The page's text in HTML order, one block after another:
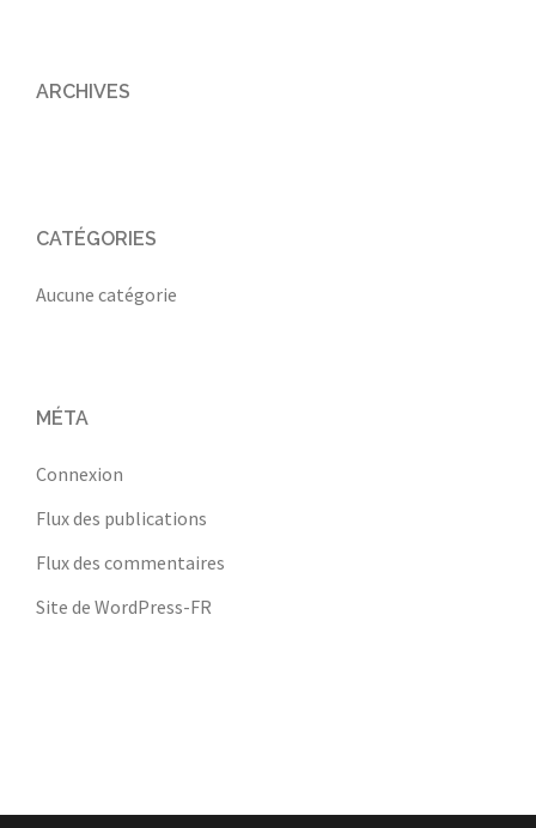
ARCHIVES
CATÉGORIES
Aucune catégorie
MÉTA
Connexion
Flux des publications
Flux des commentaires
Site de WordPress-FR